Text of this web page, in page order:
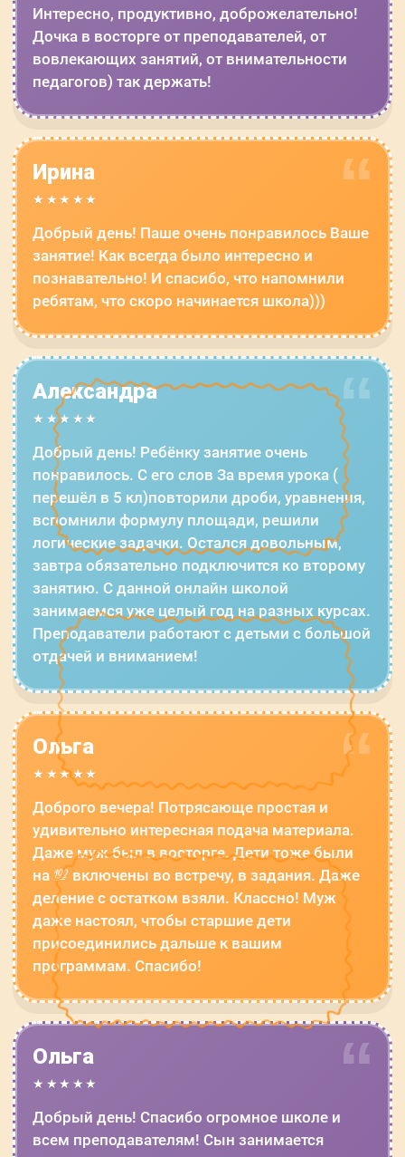
Интересно, продуктивно, доброжелательно!
Дочка в восторге от преподавателей, от
вовлекающих занятий, от внимательности
педагогов) так держать!
Ирина
★★★★★
Добрый день! Паше очень понравилось Ваше
занятие! Как всегда было интересно и
познавательно! И спасибо, что напомнили
ребятам, что скоро начинается школа)))
Александра
★★★★★
Добрый день! Ребёнку занятие очень
понравилось. С его слов За время урока (
перешёл в 5 кл)повторили дроби, уравнения,
вспомнили формулу площади, решили
логические задачки. Остался довольным,
завтра обязательно подключится ко второму
занятию. С данной онлайн школой
занимаемся уже целый год на разных курсах.
Преподаватели работают с детьми с большой
отдачей и вниманием!
Ольга
★★★★★
Доброго вечера! Потрясающе простая и
удивительно интересная подача материала.
Даже муж был в восторге. Дети тоже были
на 💯 включены во встречу, в задания. Даже
деление с остатком взяли. Классно! Муж
даже настоял, чтобы старшие дети
присоединились дальше к вашим
программам. Спасибо!
Ольга
★★★★★
Добрый день! Спасибо огромное школе и
всем преподавателям! Сын занимается